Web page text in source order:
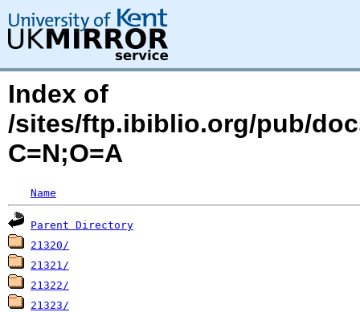
Index of
/sites/ftp.ibiblio.org/pub/
C=N;O=A
Name
Parent Directory
21320/
21321/
21322/
21323/